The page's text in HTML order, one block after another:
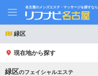
名古屋のメンズエステ・マッサージを探すなら
緑区
現在地から探す
緑区のフェイシャルエステ